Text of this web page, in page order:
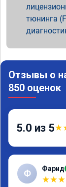
тюнинга
Отзывы о
850 оценок
5.0 из 5★
Ф Фарид
★★★